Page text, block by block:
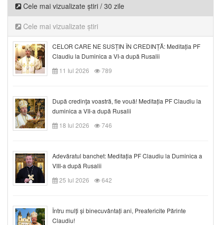
Cele mai vizualizate știri / 30 zile
Cele mai vizualizate știri
CELOR CARE NE SUSȚIN ÎN CREDINȚĂ: Meditația PF
Claudiu la Duminica a VI-a după Rusalii
11 Iul 2026
789
După credinţa voastră, fie vouă! Meditația PF Claudiu la
duminica a VII-a după Rusalii
18 Iul 2026
746
Adevăratul banchet: Meditația PF Claudiu la Duminica a
VIII-a după Rusalii
25 Iul 2026
642
Întru mulți și binecuvântați ani, Preafericite Părinte
Claudiu!